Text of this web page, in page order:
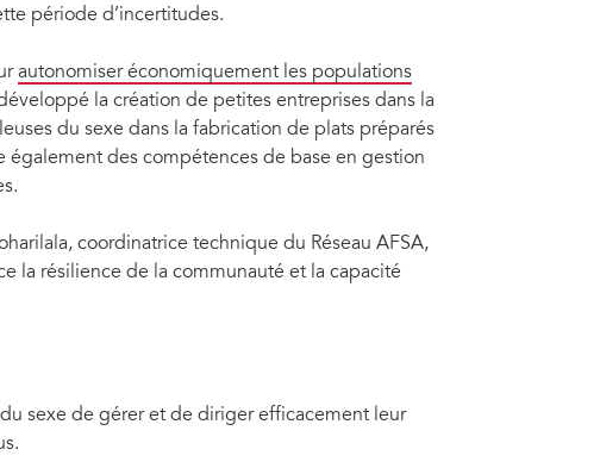
période d’incertitudes.
autonomiser économiquement les populations
la création de petites entreprises dans la
du sexe dans la fabrication de plats préparés
des compétences de base en gestion
coordinatrice technique du Réseau AFSA,
la résilience de la communauté et la capacité
sexe de gérer et de diriger efficacement leur